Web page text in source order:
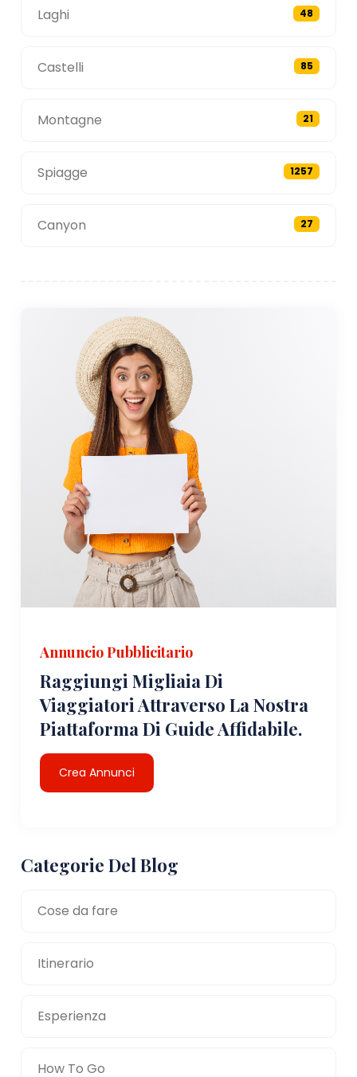
Laghi 48
Castelli 85
Montagne 21
Spiagge 1257
Canyon 27
Annuncio Pubblicitario
Raggiungi Migliaia Di
Viaggiatori Attraverso La Nostra
Piattaforma Di Guide Affidabile.
Crea Annunci
Categorie Del Blog
Cose da fare
Itinerario
Esperienza
How To Go